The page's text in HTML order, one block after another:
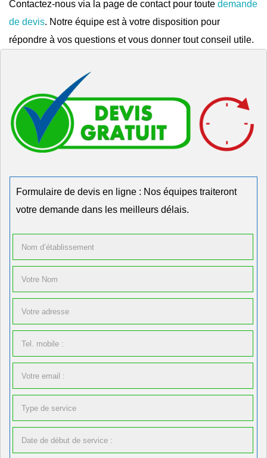
Contactez-nous via la page de contact pour toute demande
de devis. Notre équipe est à votre disposition pour
répondre à vos questions et vous donner tout conseil utile.
Formulaire de devis en ligne : Nos équipes traiteront
votre demande dans les meilleurs délais.